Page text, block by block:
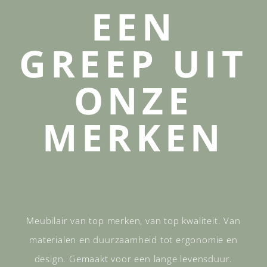
EEN
GREEP UIT
ONZE
MERKEN
Meubilair van top merken, van top kwaliteit. Van
materialen en duurzaamheid tot ergonomie en
design. Gemaakt voor een lange levensduur.